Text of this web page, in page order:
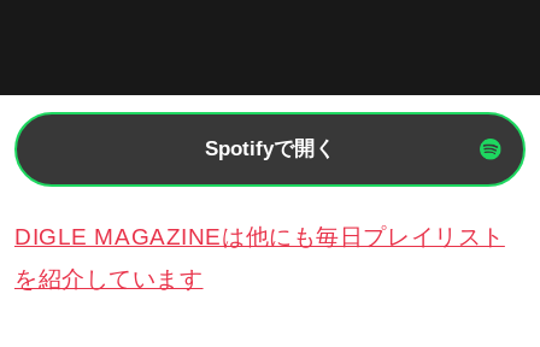
Spotifyで開く
DIGLE MAGAZINEは他にも毎日プレイリスト
を紹介しています